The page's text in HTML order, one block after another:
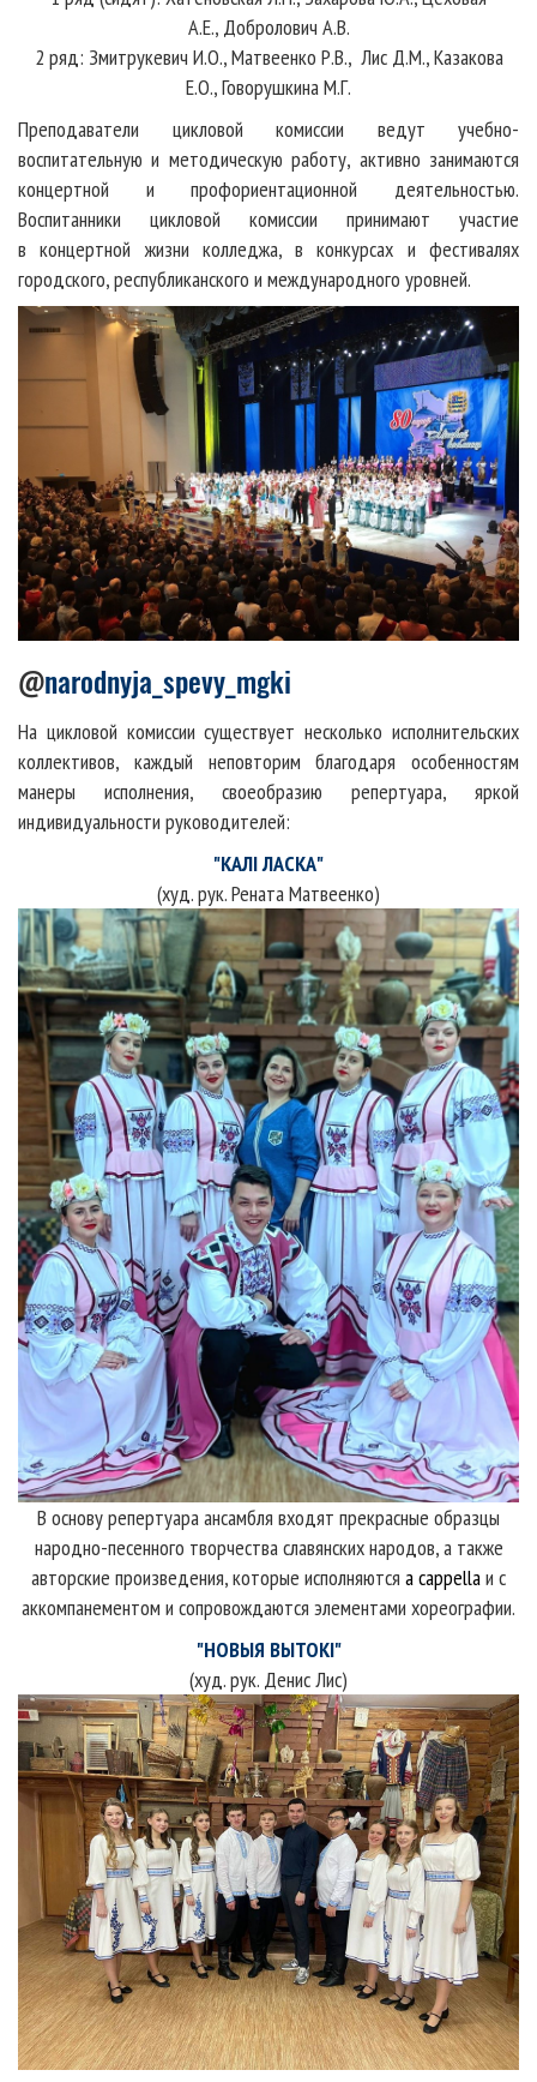
А.Е., Добролович А.В.
2 ряд: Змитрукевич И.О., Матвеенко Р.В., Лис Д.М., Казакова
Е.О., Говорушкина М.Г.
Преподаватели цикловой комиссии ведут учебно-
воспитательную и методическую работу, активно занимаются
концертной и профориентационной деятельностью.
Воспитанники цикловой комиссии принимают участие
в концертной жизни колледжа, в конкурсах и фестивалях
городского, республиканского и международного уровней.
@narodnyja_spevy_mgki
На цикловой комиссии существует несколько исполнительских
коллективов, каждый неповторим благодаря особенностям
манеры исполнения, своеобразию репертуара, яркой
индивидуальности руководителей:
"КАЛI ЛАСКА"
(худ. рук. Рената Матвеенко)
В основу репертуара ансамбля входят прекрасные образцы
народно-песенного творчества славянских народов, а также
авторские произведения, которые исполняются a cappellaи с
аккомпанементом и сопровождаются элементами хореографии.
"НОВЫЯ ВЫТОКІ"
(худ. рук. Денис Лис)